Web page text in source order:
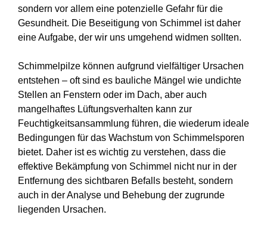
service/reinigungsprodukte-und-gerate-
sellin.html
https://neocities1.neocities.org/reinigung-
gohren.html
https://neocities1.neocities.org/reinigung-
service/dienstleistermanagement-und-
qualitatssicherung-baabe.html
https://neocities1.neocities.org/reinigung-
service/dienstleistermanagement-und-
qualitatssicherung-thiessow.html
https://neocities1.neocities.org/reinigung-
service/dienstleistermanagement-und-
qualitatssicherung-sellin.html
https://neocities1.neocities.org/reinigung-
sondern vor allem eine potenzielle Gefahr für die
Gesundheit. Die Beseitigung von Schimmel ist daher
eine Aufgabe, der wir uns umgehend widmen sollten.
Schimmelpilze können aufgrund vielfältiger Ursachen
entstehen – oft sind es bauliche Mängel wie undichte
Stellen an Fenstern oder im Dach, aber auch
mangelhaftes Lüftungsverhalten kann zur
Feuchtigkeitsansammlung führen, die wiederum ideale
Bedingungen für das Wachstum von Schimmelsporen
bietet. Daher ist es wichtig zu verstehen, dass die
effektive Bekämpfung von Schimmel nicht nur in der
Entfernung des sichtbaren Befalls besteht, sondern
auch in der Analyse und Behebung der zugrunde
liegenden Ursachen.